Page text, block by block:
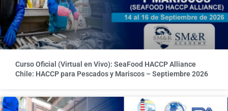
Curso Oficial (Virtual en Vivo): SeaFood HACCP Alliance
Chile: HACCP para Pescados y Mariscos – Septiembre 2026